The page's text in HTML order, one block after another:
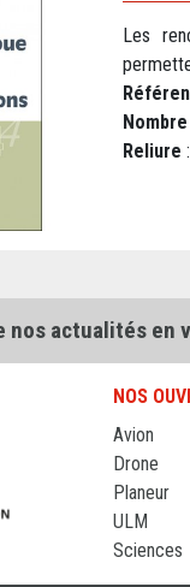
Les
Reliure
nos actualités en
NOS
Avion
Drone
Planeur
ULM
Sciences